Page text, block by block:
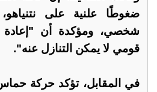
ضغوطًا علنية على نتنياهو،
شخصي، ومؤكدة أن
قومي لا يمكن التنازل عنه".
في المقابل، تؤكد حركة